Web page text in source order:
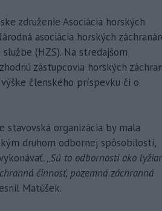
združenie Asociácia horských
asociácia horských
(HZS). Na stredajšom
zástupcovia horských
členského príspevku či o
stavovská organizácia by mala
druhom odbornej spôsobilosti,
„Sú to odbornosti ako
činnosť, pozemná záchranná
Matúšek.